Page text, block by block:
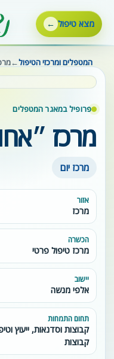
לתוכןמצא טיפול
המטפלים ומרכזי הטיפול←
פרופיל במאגר המטפלים
מרכז
מרכז יום
אזור
מרכז
הכשרה
מרכז טיפול פרטי
יישוב
אלפי מנשה
תחום התמחות
קבוצות וסדנאות, ייעוץ
קבוצות